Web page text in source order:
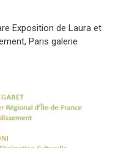
Exposition de Laura et
Paris galerie